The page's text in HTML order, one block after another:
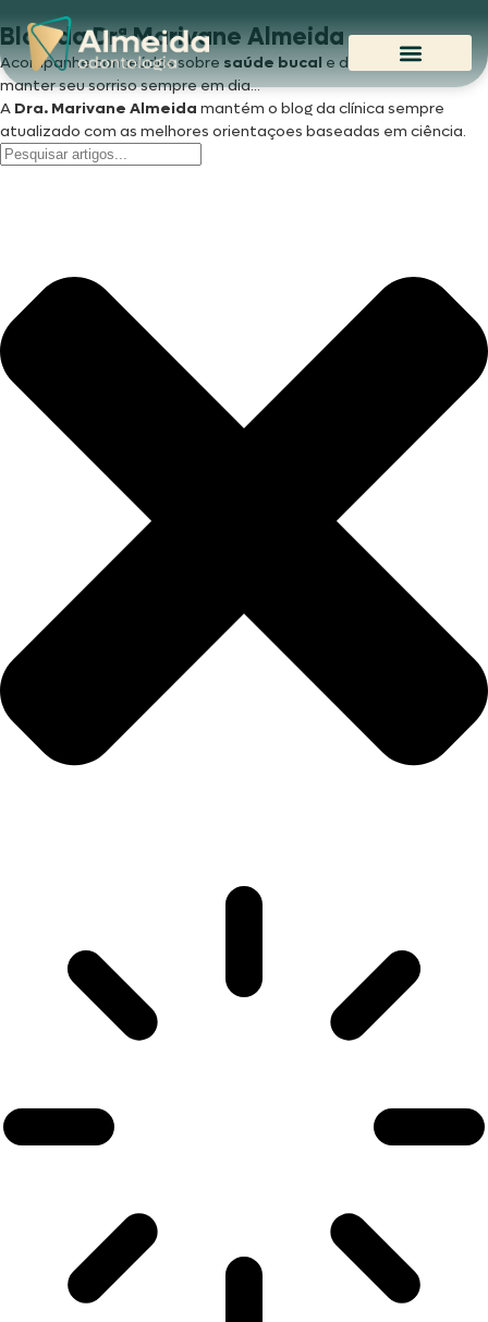
Blog da Drª Marivane Almeida
Acompanhe conteúdos sobresaúde bucale dicas para você
manter seu sorriso sempre em dia...
A Dra. Marivane Almeida mantém o blog da clínica sempre
atualizado com as melhores orientaçoes baseadas em ciência.